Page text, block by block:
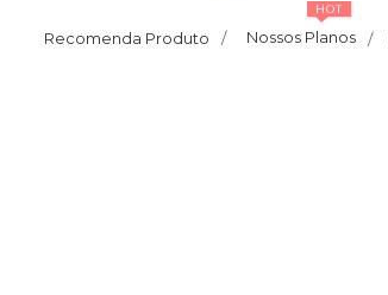
Recomenda Produto / Nossos Planos /
HOT